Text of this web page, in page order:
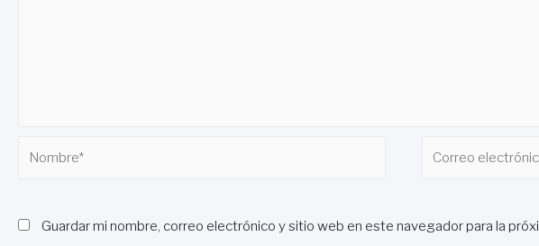
Guardar mi nombre, correo electrónico y sitio web en este navegador para la